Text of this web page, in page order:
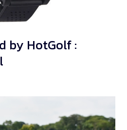
by HotGolf :